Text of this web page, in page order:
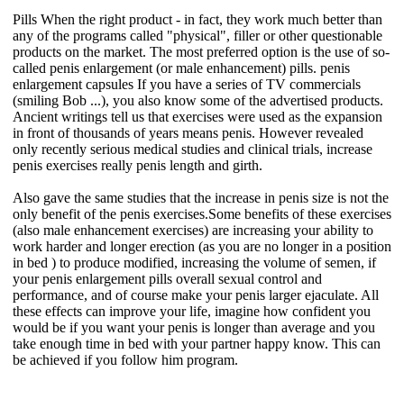
Pills When the right product - in fact, they work much better than
any of the programs called "physical", filler or other questionable
products on the market. The most preferred option is the use of so-
called penis enlargement (or male enhancement) pills. penis
enlargement capsules If you have a series of TV commercials
(smiling Bob ...), you also know some of the advertised products.
Ancient writings tell us that exercises were used as the expansion
in front of thousands of years means penis. However revealed
only recently serious medical studies and clinical trials, increase
penis exercises really penis length and girth.
Also gave the same studies that the increase in penis size is not the
only benefit of the penis exercises.Some benefits of these exercises
(also male enhancement exercises) are increasing your ability to
work harder and longer erection (as you are no longer in a position
in bed ) to produce modified, increasing the volume of semen, if
your penis enlargement pills overall sexual control and
performance, and of course make your penis larger ejaculate. All
these effects can improve your life, imagine how confident you
would be if you want your penis is longer than average and you
take enough time in bed with your partner happy know. This can
be achieved if you follow him program.